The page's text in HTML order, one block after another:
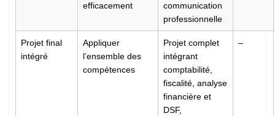
efficacement
communication
professionnelle
Projet final
intégré
Appliquer
l’ensemble des
compétences
Projet complet
intégrant
comptabilité,
fiscalité, analyse
financière et
DSF,
–